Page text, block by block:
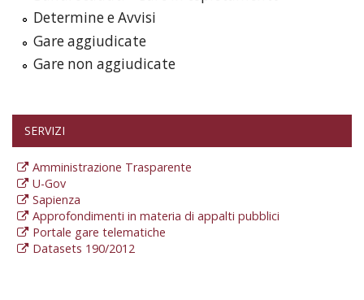
Determine e Avvisi
Gare aggiudicate
Gare non aggiudicate
SERVIZI
Amministrazione Trasparente
U-Gov
Sapienza
Approfondimenti in materia di appalti pubblici
Portale gare telematiche
Datasets 190/2012